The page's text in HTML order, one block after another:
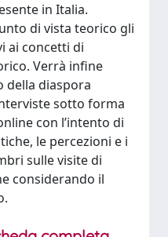
in Italia.
di vista teorico gli
ai concetti di
Verrà infine
della diaspora
sotto forma
con l’intento di
le percezioni e i
sulle visite di
considerando il